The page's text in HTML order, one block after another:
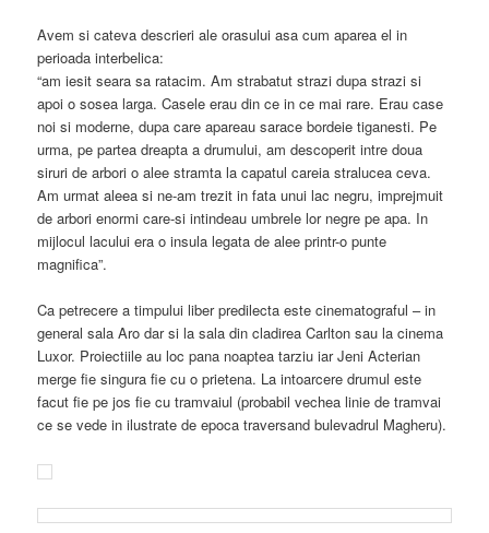
Avem si cateva descrieri ale orasului asa cum aparea el in
perioada interbelica:
“am iesit seara sa ratacim. Am strabatut strazi dupa strazi si
apoi o sosea larga. Casele erau din ce in ce mai rare. Erau case
noi si moderne, dupa care apareau sarace bordeie tiganesti. Pe
urma, pe partea dreapta a drumului, am descoperit intre doua
siruri de arbori o alee stramta la capatul careia stralucea ceva.
Am urmat aleea si ne-am trezit in fata unui lac negru, imprejmuit
de arbori enormi care-si intindeau umbrele lor negre pe apa. In
mijlocul lacului era o insula legata de alee printr-o punte
magnifica”.
Ca petrecere a timpului liber predilecta este cinematograful – in
general sala Aro dar si la sala din cladirea Carlton sau la cinema
Luxor. Proiectiile au loc pana noaptea tarziu iar Jeni Acterian
merge fie singura fie cu o prietena. La intoarcere drumul este
facut fie pe jos fie cu tramvaiul (probabil vechea linie de tramvai
ce se vede in ilustrate de epoca traversand bulevadrul Magheru).